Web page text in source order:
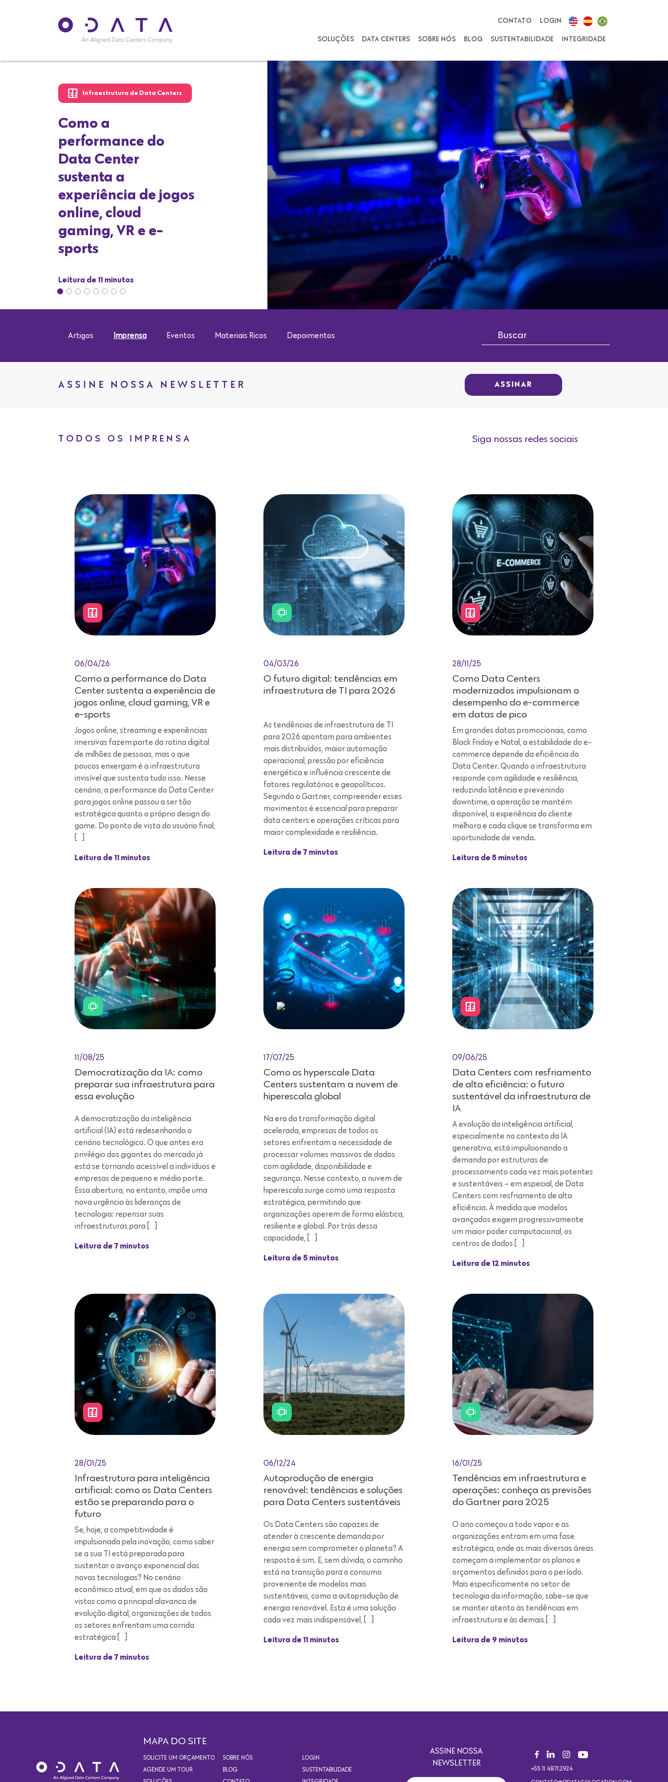
CONTATO LOGIN
SOLUÇÕES DATA CENTERS SOBRE NÓS BLOG SUSTENTABILIDADE INTEGRIDADE
O futuro digital:
tendências em
infraestrutura de TI
para 2026
Leitura de 7 minutos
Artigos Imprensa Depoimentos
TODOS OS IMPRENSA Siga nossas redes sociais
06/04/26
Como a performance do Data
Center sustenta a experiência de
e-sports
Jogos online, streaming e experiências
imersivas fazem parte da rotina digital
de milhões de pessoas, mas o que
poucos enxergam é a infraestrutura
invisível que sustenta tudo isso. Nesse
cenário, a performance do Data Center
para jogos online passou a ser tão
estratégica quanto o próprio design do
game. Do ponto de vista do usuário final,
[…]
Leitura de 11 minutos
04/03/26
O futuro digital: tendências em
infraestrutura de TI para 2026
As tendências de infraestrutura de TI
para 2026 apontam para ambientes
mais distribuídos, maior automação
fatores regulatórios e geopolíticos.
Segundo o Gartner, compreender esses
movimentos é essencial para preparar
data centers e operações críticas para
maior complexidade e resiliência.
Leitura de 7 minutos
28/11/25
Como Data Centers
modernizados impulsionam o
em datas de pico
Em grandes datas promocionais, como
Black Friday e Natal, a estabilidade do e-
commerce depende da eficiência do
Data Center. Quando a infraestrutura
responde com agilidade e resiliência,
reduzindo latência e prevenindo
downtime, a operação se mantém
disponível, a experiência do cliente
melhora e cada clique se transforma em
oportunidade de venda.
Leitura de 5 minutos
11/08/25
Democratização da IA: como
preparar sua infraestrutura para
A democratização da inteligência
artificial (IA) está redesenhando o
cenário tecnológico. O que antes era
privilégio dos gigantes do mercado já
empresas de pequeno e médio porte.
Essa abertura, no entanto, impõe uma
nova urgência às lideranças de
tecnologia: repensar suas
infraestruturas para […]
Leitura de 7 minutos
17/07/25
Como os hyperscale Data
Centers sustentam a nuvem de
Na era da transformação digital
acelerada, empresas de todos os
setores enfrentam a necessidade de
processar volumes massivos de dados
segurança. Nesse contexto, a nuvem de
hiperescala surge como uma resposta
estratégica, permitindo que
organizações operem de forma elástica,
resiliente e global. Por trás dessa
capacidade, […]
Leitura de 5 minutos
09/06/25
Data Centers com resfriamento
de alta eficiência: o futuro
A evolução da inteligência artificial,
especialmente no contexto da IA
generativa, está impulsionando a
demanda por estruturas de
e sustentáveis – em especial, de Data
Centers com resfriamento de alta
eficiência. À medida que modelos
avançados exigem progressivamente
um maior poder computacional, os
centros de dados […]
Leitura de 12 minutos
28/01/25
Infraestrutura para inteligência
artificial: como os Data Centers
futuro
Se, hoje, a competitividade é
impulsionada pela inovação, como saber
se a sua TI está preparada para
sustentar o avanço exponencial das
econômico atual, em que os dados são
vistos como a principal alavanca de
evolução digital, organizações de todos
os setores enfrentam uma corrida
estratégica […]
Leitura de 7 minutos
06/12/24
Autoprodução de energia
renovável: tendências e soluções
Os Data Centers são capazes de
atender à crescente demanda por
energia sem comprometer o planeta? A
resposta é sim. E, sem dúvida, o caminho
proveniente de modelos mais
sustentáveis, como a autoprodução de
energia renovável. Esta é uma solução
cada vez mais indispensável, […]
Leitura de 11 minutos
16/01/25
Tendências em infraestrutura e
operações: conheça as previsões
O ano começou a todo vapor e as
organizações entram em uma fase
estratégica, onde as mais diversas áreas
começam a implementar os planos e
Mais especificamente no setor de
tecnologia da informação, sabe-se que
se manter atento às tendências em
infraestrutura e às demais […]
Leitura de 9 minutos
AGENDE UM TOUR
DATA CENTERS
BLOG
SUSTENTABILIDADE
+55 11 4871.2924
Copyright 2021. Todos os direitos reservados. Design por Eólica.